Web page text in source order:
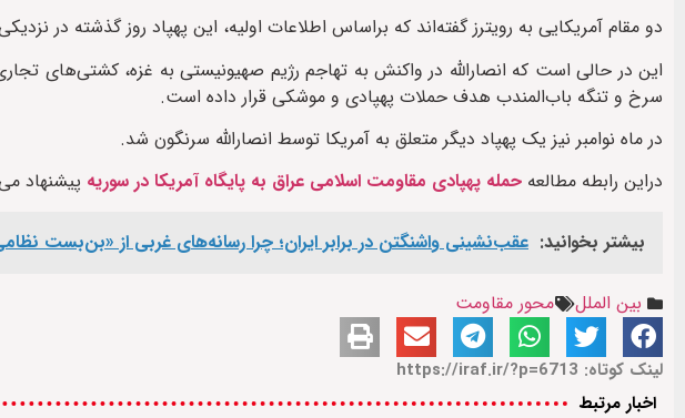
دو مقام آمریکایی به رویترز گفته‌اند که براساس اطلاعات اولیه، این پهپاد روز گذشته در
این در حالی است که انصارالله در واکنش به تهاجم رژیم صهیونیستی به غزه، کشتی‌های
سرخ و تنگه باب‌المندب هدف حملات پهپادی و موشکی قرار داده‌ است.
در ماه نوامبر نیز یک پهپاد دیگر متعلق به آمریکا توسط انصارالله سرنگون شد.
دراین رابطه مطالعه حمله پهپادی مقاومت اسلامی عراق به پایگاه آمریکا در سوریه پیشنهاد
بیشتر بخوانید: عقب‌نشینی واشنگتن در برابر ایران؛ چرا رسانه‌های غربی از «بن‌بست
بین الملل محور مقاومت
لینک کوتاه: https://iraf.ir/?p=6713
اخبار مرتبط